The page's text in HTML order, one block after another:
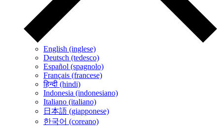
English (inglese)
Deutsch (tedesco)
Español (spagnolo)
Français (francese)
हिन्दी (hindi)
Indonesia (indonesiano)
Italiano (italiano)
日本語 (giapponese)
한국어 (coreano)